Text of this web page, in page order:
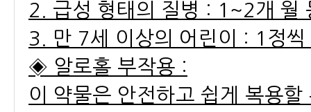
2. 급성 형태의 질병 : 1~2개 월
3. 만 7세 이상의 어린이 : 1정
◈ 알로홀 부작용 :
이 약물은 안전하고 쉽게 복용할